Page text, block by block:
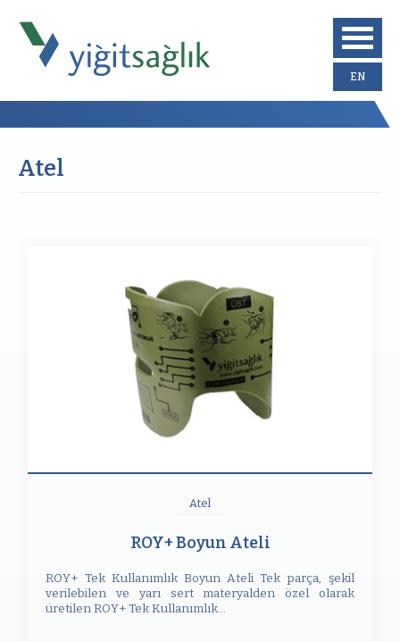
EN
Atel
Atel
ROY+ Boyun Ateli
ROY+ Tek Kullanımlık Boyun Ateli Tek parça, şekil
verilebilen ve yarı sert materyalden özel olarak
üretilen ROY+ Tek Kullanımlık...